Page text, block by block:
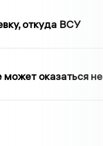
откуда ВСУ
оказаться не